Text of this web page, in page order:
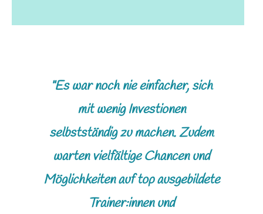
"Es war noch nie einfacher, sich
mit wenig Investionen
selbstständig zu machen. Zudem
warten vielfältige Chancen und
Möglichkeiten auf top ausgebildete
Trainer:innen und